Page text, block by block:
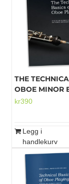
THE
OBOE MINOR
kr390
Legg i
handlekurv